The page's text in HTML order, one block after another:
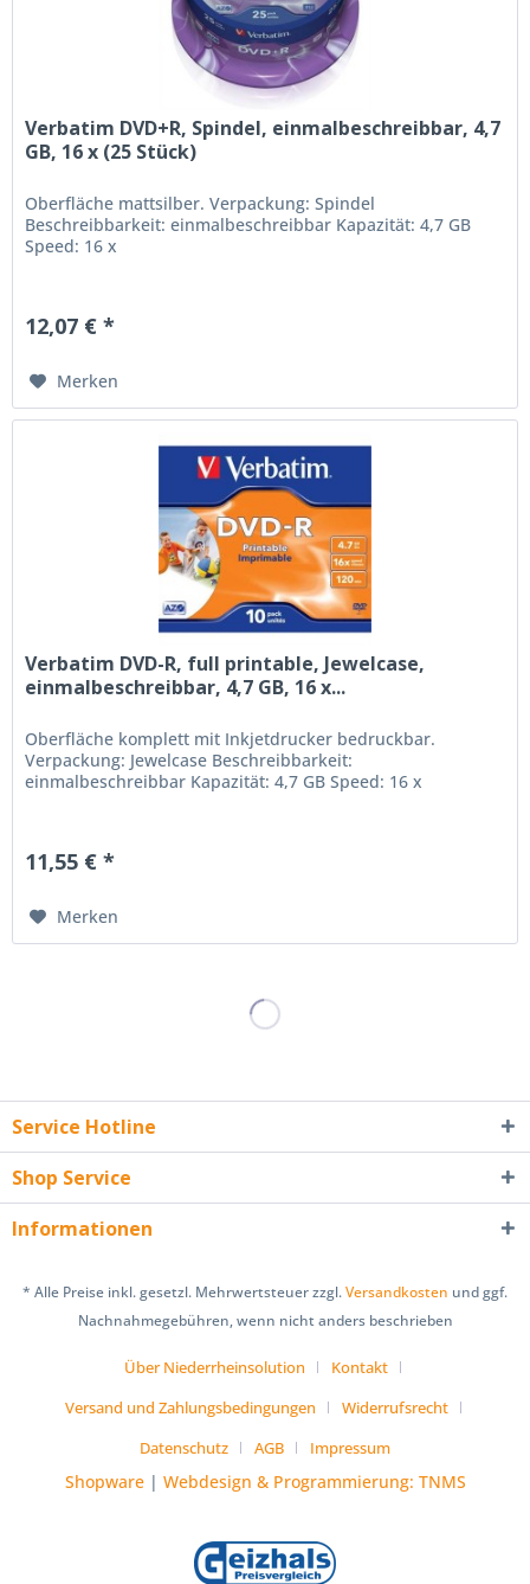
Verbatim DVD+R, Spindel, einmalbeschreibbar, 4,7
GB, 16 x (25 Stück)
Oberfläche mattsilber. Verpackung: Spindel
Beschreibbarkeit: einmalbeschreibbar Kapazität: 4,7 GB
Speed: 16 x
12,07 € *
Merken
Verbatim DVD-R, full printable, Jewelcase,
einmalbeschreibbar, 4,7 GB, 16 x...
Oberfläche komplett mit Inkjetdrucker bedruckbar.
Verpackung: Jewelcase Beschreibbarkeit:
einmalbeschreibbar Kapazität: 4,7 GB Speed: 16 x
11,55 € *
Merken
Service Hotline
Shop Service
Informationen
* Alle Preise inkl. gesetzl. Mehrwertsteuer zzgl.Versandkosten und ggf.
Nachnahmegebühren, wenn nicht anders beschrieben
Über Niederrheinsolution
Kontakt
Versand und Zahlungsbedingungen
Widerrufsrecht
Datenschutz
AGB Impressum
Shopware| Webdesign & Programmierung: TNMS